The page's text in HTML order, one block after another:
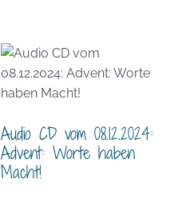
Audio CD vom 08.12.2024:
Advent: Worte haben
Macht!